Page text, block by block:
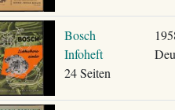
Bosch
Infoheft
24 Seiten